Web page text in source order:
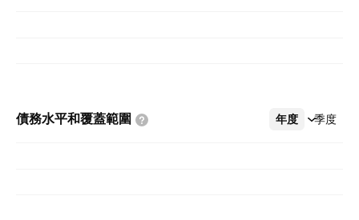
債務水平和覆蓋範圍 年度 季度
更多